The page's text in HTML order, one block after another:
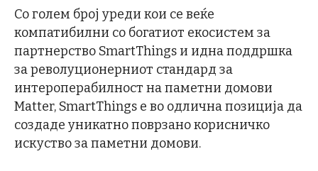
Со голем број уреди кои се веќе
компатибилни со богатиот екосистем за
партнерство SmartThings и идна поддршка
за револуционерниот стандард за
интероперабилност на паметни домови
Matter, SmartThings е во одлична позиција да
создаде уникатно поврзано корисничко
искуство за паметни домови.